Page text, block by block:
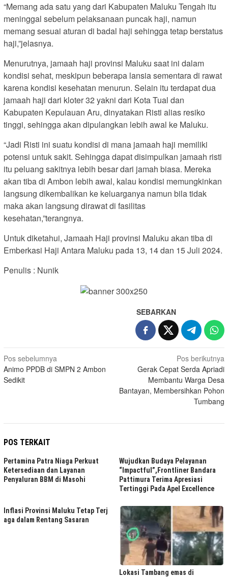
“Memang ada satu yang dari Kabupaten Maluku Tengah itu
meninggal sebelum pelaksanaan puncak haji, namun
memang sesuai aturan di badal haji sehingga tetap berstatus
haji,”jelasnya.
Menurutnya, jamaah haji provinsi Maluku saat ini dalam
kondisi sehat, meskipun beberapa lansia sementara di rawat
karena kondisi kesehatan menurun. Selain itu terdapat dua
jamaah haji dari kloter 32 yakni dari Kota Tual dan
Kabupaten Kepulauan Aru, dinyatakan Risti alias resiko
tinggi, sehingga akan dipulangkan lebih awal ke Maluku.
“Jadi Risti ini suatu kondisi di mana jamaah haji memiliki
potensi untuk sakit. Sehingga dapat disimpulkan jamaah risti
itu peluang sakitnya lebih besar dari jamah biasa. Mereka
akan tiba di Ambon lebih awal, kalau kondisi memungkinkan
langsung dikembalikan ke keluarganya namun bila tidak
maka akan langsung dirawat di fasilitas
kesehatan,”terangnya.
Untuk diketahui, Jamaah Haji provinsi Maluku akan tiba di
Emberkasi Haji Antara Maluku pada 13, 14 dan 15 Juli 2024.
Penulis : Nunik
SEBARKAN
Navigasi
pos
Pos sebelumnya
Animo PPDB di SMPN 2 Ambon
Sedikit
Pos berikutnya
Gerak Cepat Serda Apriadi
Membantu Warga Desa
Bantayan, Membersihkan Pohon
Tumbang
POS TERKAIT
Pertamina Patra Niaga Perkuat
Ketersediaan dan Layanan
Penyaluran BBM di Masohi
Wujudkan Budaya Pelayanan
“Impactful”,Frontliner Bandara
Pattimura Terima Apresiasi
Tertinggi Pada Apel Excellence
Inflasi Provinsi Maluku Tetap Terj
aga dalam Rentang Sasaran
Lokasi Tambang emas di